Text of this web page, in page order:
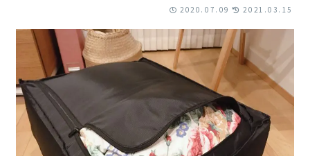
2020.07.09 2021.03.15